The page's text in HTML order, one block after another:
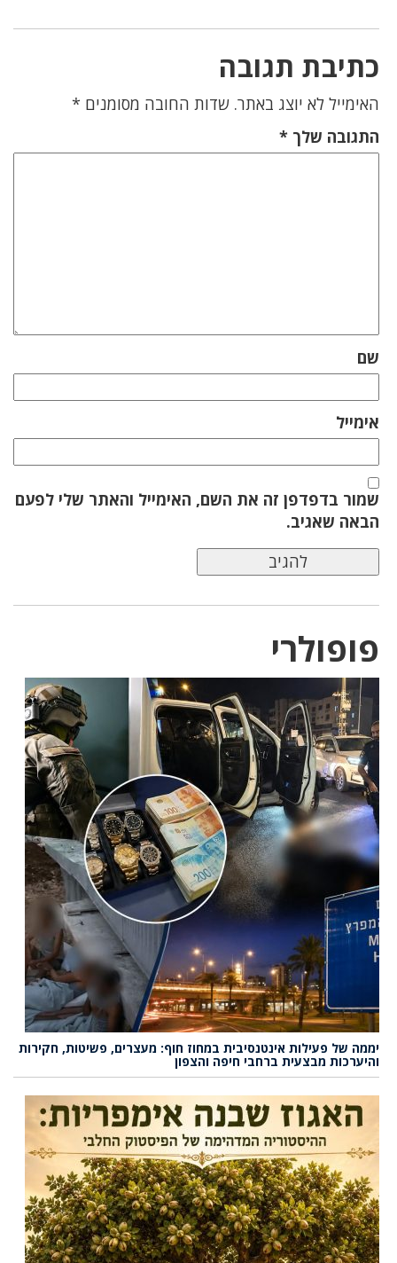
כתיבת תגובה
האימייל לא יוצג באתר. שדות החובה מסומנים *
התגובה שלך *
שם
אימייל
שמור בדפדפן זה את השם, האימייל והאתר שלי לפעם
הבאה שאגיב.
פופולרי
יממה של פעילות אינטנסיבית במחוז חוף: מעצרים, פשיטות, חקירות
והיערכות מבצעית ברחבי חיפה והצפון